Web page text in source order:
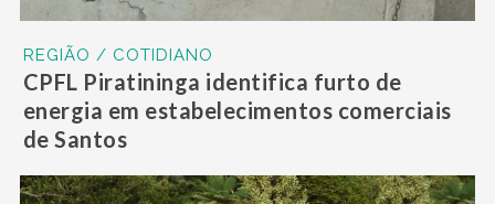
REGIÃO / COTIDIANO
CPFL Piratininga identifica furto de
energia em estabelecimentos comerciais
de Santos